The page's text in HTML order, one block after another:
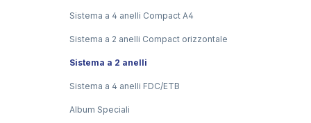
Sistema a 4 anelli Compact A4
Sistema a 2 anelli Compact orizzontale
Sistema a 2 anelli
Sistema a 4 anelli FDC/ETB
Album Speciali